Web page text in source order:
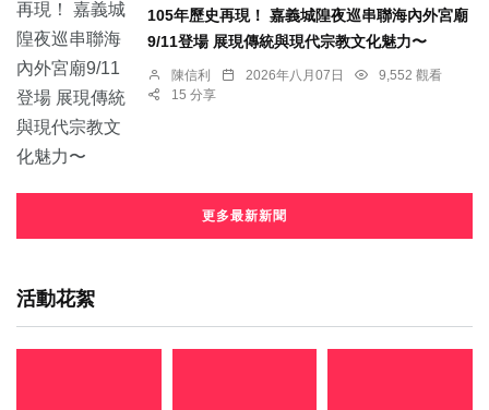
105年歷史再現！ 嘉義城隍夜巡串聯海內外宮廟
9/11登場 展現傳統與現代宗教文化魅力〜
陳信利 2026年八月07日
9,552 觀看
15 分享
更多最新新聞
活動花絮